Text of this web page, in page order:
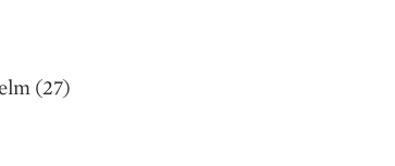
(27)